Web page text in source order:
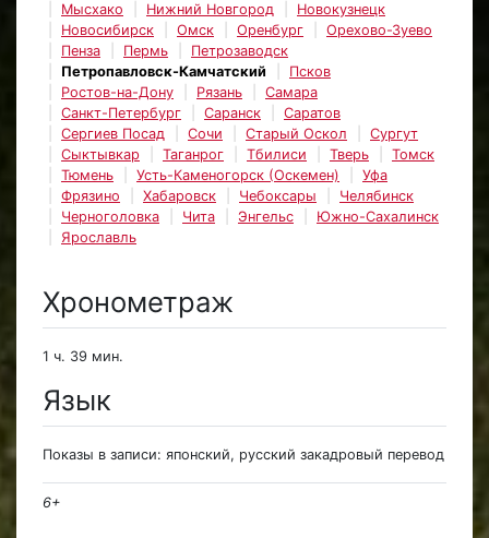
Мысхако
Нижний Новгород
Новокузнецк
Новосибирск
Омск Оренбург
Орехово-Зуево
Пенза
Пермь
Петрозаводск
Петропавловск-Камчатский
Псков
Ростов-на-Дону
Рязань
Самара
Санкт-Петербург
Саранск
Саратов
Сергиев Посад
Сочи Старый Оскол
Сургут
Сыктывкар
Таганрог Тбилиси Тверь
Томск
Тюмень
Усть-Каменогорск (Оскемен)
Уфа
Фрязино
Хабаровск Чебоксары
Челябинск
Черноголовка
Чита Энгельс
Южно-Сахалинск
Ярославль
Хронометраж
1 ч. 39 мин.
Язык
Показы в записи: японский, русский закадровый перевод
6+